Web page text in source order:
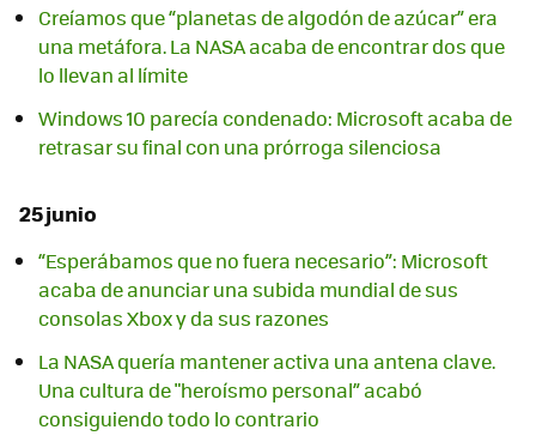
Creíamos que “planetas de algodón de azúcar” era
una metáfora. La NASA acaba de encontrar dos que
lo llevan al límite
Windows 10 parecía condenado: Microsoft acaba de
retrasar su final con una prórroga silenciosa
25 junio
“Esperábamos que no fuera necesario”: Microsoft
acaba de anunciar una subida mundial de sus
consolas Xbox y da sus razones
La NASA quería mantener activa una antena clave.
Una cultura de "heroísmo personal” acabó
consiguiendo todo lo contrario